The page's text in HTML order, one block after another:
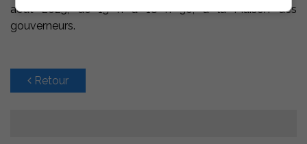
août 2025, de 15 h à 18 h 30, à la Maison des
gouverneurs.
Retour